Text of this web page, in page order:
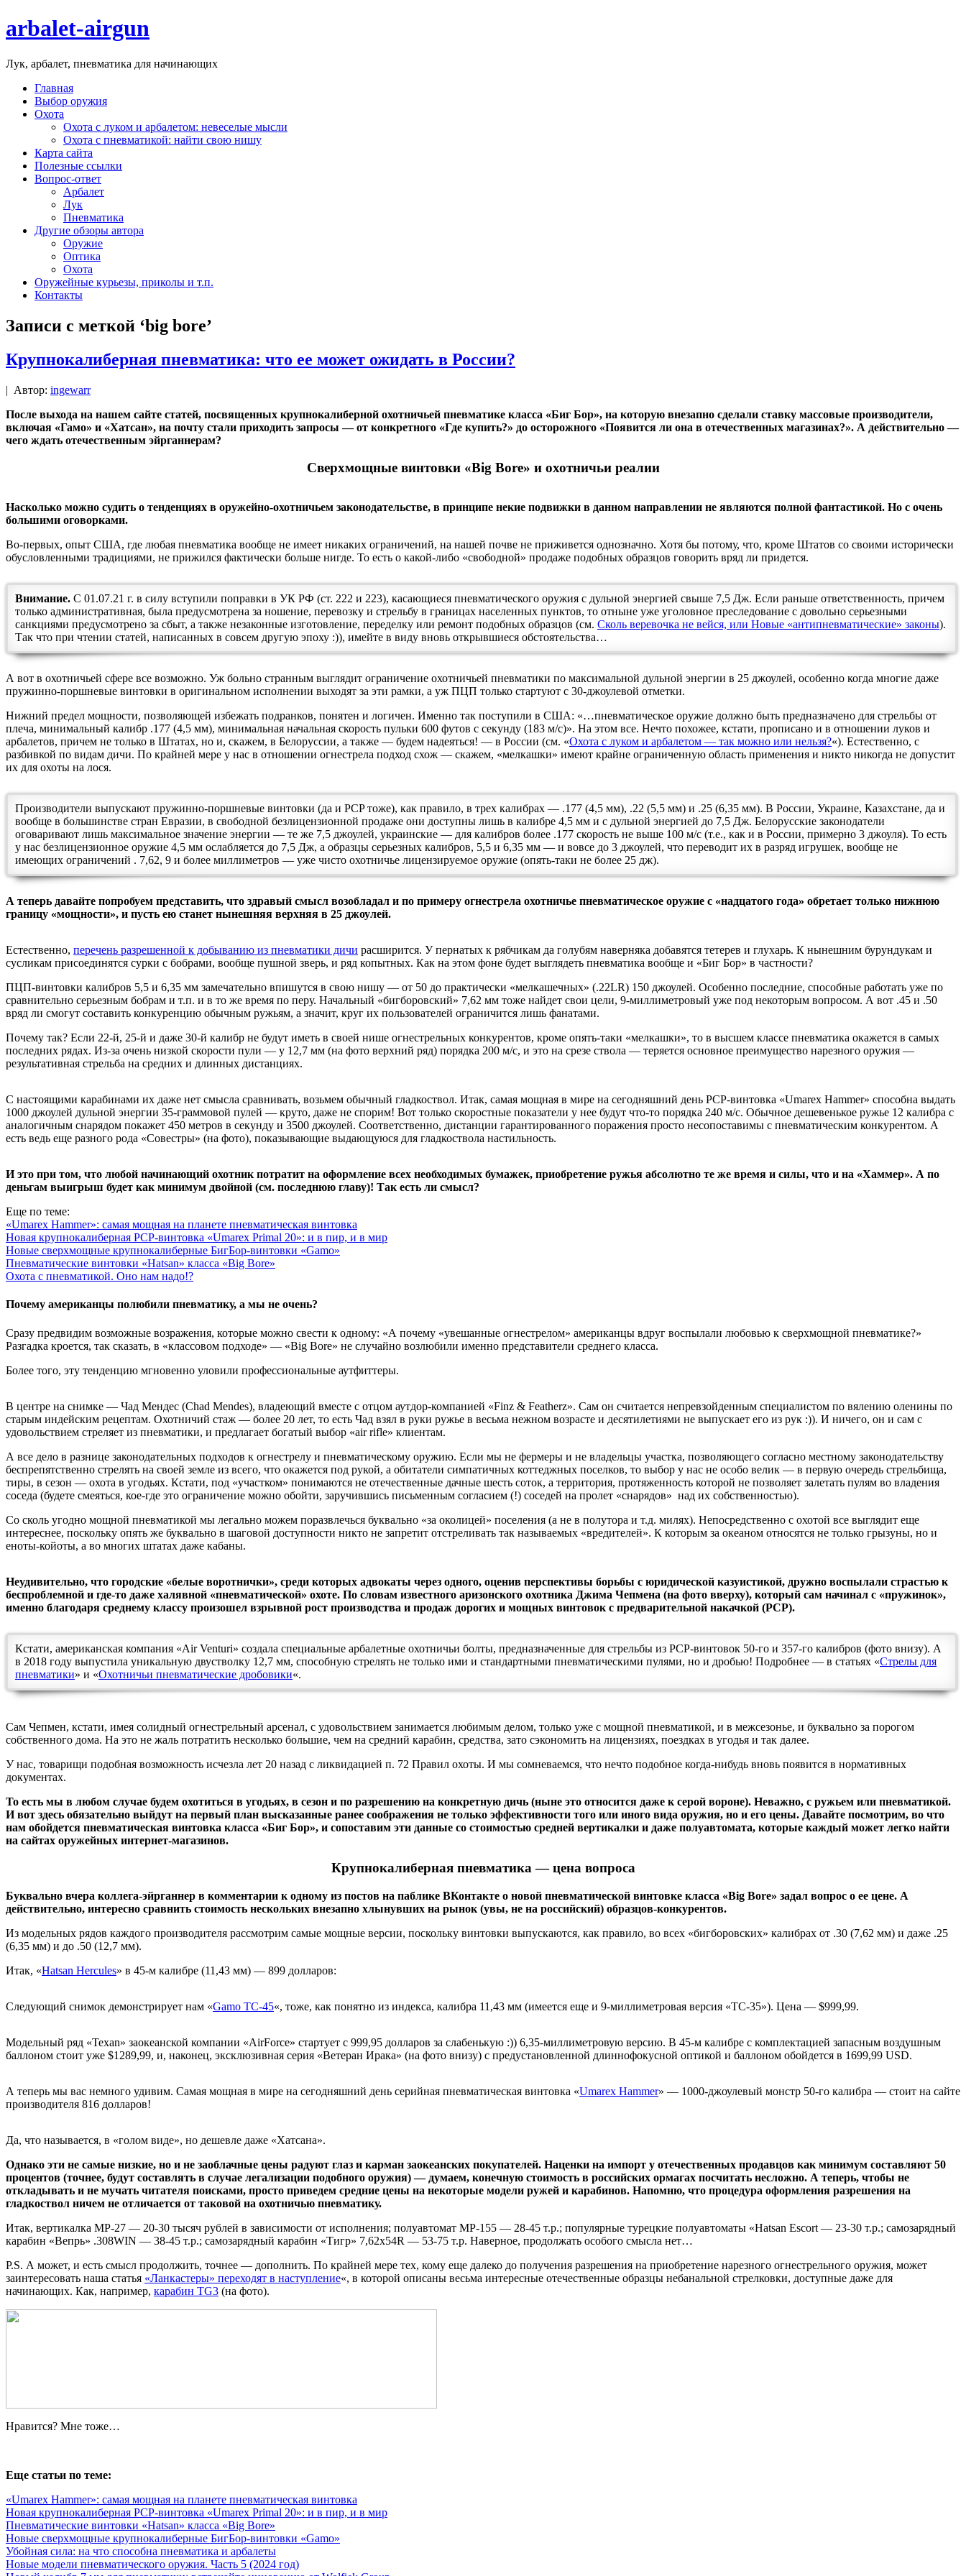
arbalet-airgun
Лук, арбалет, пневматика для начинающих
Главная
Выбор оружия
Охота
Охота с луком и арбалетом: невеселые мысли
Охота с пневматикой: найти свою нишу
Карта сайта
Полезные ссылки
Вопрос-ответ
Арбалет
Лук
Пневматика
Другие обзоры автора
Оружие
Оптика
Охота
Оружейные курьезы, приколы и т.п.
Контакты
Записи с меткой ‘big bore’
Крупнокалиберная пневматика: что ее может ожидать в России?
| Автор: ingewarr
После выхода на нашем сайте статей, посвященных крупнокалиберной охотничьей пневматике класса «Биг Бор», на которую внезапно сделали ставку массовые производители,
включая «Гамо» и «Хатсан», на почту стали приходить запросы — от конкретного «Где купить?» до осторожного «Появится ли она в отечественных магазинах?». А действительно —
чего ждать отечественным эйрганнерам?
Сверхмощные винтовки «Big Bore» и охотничьи реалии
Насколько можно судить о тенденциях в оружейно-охотничьем законодательстве, в принципе некие подвижки в данном направлении не являются полной фантастикой. Но с очень
большими оговорками.
Во-первых, опыт США, где любая пневматика вообще не имеет никаких ограничений, на нашей почве не приживется однозначно. Хотя бы потому, что, кроме Штатов со своими исторически
обусловленными традициями, не прижился фактически больше нигде. То есть о какой-либо «свободной» продаже подобных образцов говорить вряд ли придется.
Внимание. С 01.07.21 г. в силу вступили поправки в УК РФ (ст. 222 и 223), касающиеся пневматического оружия с дульной энергией свыше 7,5 Дж. Если раньше ответственность, причем
только административная, была предусмотрена за ношение, перевозку и стрельбу в границах населенных пунктов, то отныне уже уголовное преследование с довольно серьезными
санкциями предусмотрено за сбыт, а также незаконные изготовление, переделку или ремонт подобных образцов (см. Сколь веревочка не вейся, или Новые «антипневматические» законы).
Так что при чтении статей, написанных в совсем другую эпоху :)), имейте в виду вновь открывшиеся обстоятельства…
А вот в охотничьей сфере все возможно. Уж больно странным выглядит ограничение охотничьей пневматики по максимальной дульной энергии в 25 джоулей, особенно когда многие даже
пружинно-поршневые винтовки в оригинальном исполнении выходят за эти рамки, а уж ПЦП только стартуют с 30-джоулевой отметки.
Нижний предел мощности, позволяющей избежать подранков, понятен и логичен. Именно так поступили в США: «…пневматическое оружие должно быть предназначено для стрельбы от
плеча, минимальный калибр .177 (4,5 мм), минимальная начальная скорость пульки 600 футов с секунду (183 м/с)». На этом все. Нечто похожее, кстати, прописано и в отношении луков и
арбалетов, причем не только в Штатах, но и, скажем, в Белоруссии, а также — будем надеяться! — в России (см. «Охота с луком и арбалетом — так можно или нельзя?«). Естественно, с
разбивкой по видам дичи. По крайней мере у нас в отношении огнестрела подход схож — скажем, «мелкашки» имеют крайне ограниченную область применения и никто никогда не допустит
их для охоты на лося.
Производители выпускают пружинно-поршневые винтовки (да и PCP тоже), как правило, в трех калибрах — .177 (4,5 мм), .22 (5,5 мм) и .25 (6,35 мм). В России, Украине, Казахстане, да и
вообще в большинстве стран Евразии, в свободной безлицензионной продаже они доступны лишь в калибре 4,5 мм и с дульной энергией до 7,5 Дж. Белорусские законодатели
оговаривают лишь максимальное значение энергии — те же 7,5 джоулей, украинские — для калибров более .177 скорость не выше 100 м/с (т.е., как и в России, примерно 3 джоуля). То есть
у нас безлицензионное оружие 4,5 мм ослабляется до 7,5 Дж, а образцы серьезных калибров, 5,5 и 6,35 мм — и вовсе до 3 джоулей, что переводит их в разряд игрушек, вообще не
имеющих ограничений . 7,62, 9 и более миллиметров — уже чисто охотничье лицензируемое оружие (опять-таки не более 25 дж).
А теперь давайте попробуем представить, что здравый смысл возобладал и по примеру огнестрела охотничье пневматическое оружие с «надцатого года» обретает только нижнюю
границу «мощности», и пусть ею станет нынешняя верхняя в 25 джоулей.
Естественно, перечень разрешенной к добыванию из пневматики дичи расширится. У пернатых к рябчикам да голубям наверняка добавятся тетерев и глухарь. К нынешним бурундукам и
сусликам присоединятся сурки с бобрами, вообще пушной зверь, и ряд копытных. Как на этом фоне будет выглядеть пневматика вообще и «Биг Бор» в частности?
ПЦП-винтовки калибров 5,5 и 6,35 мм замечательно впишутся в свою нишу — от 50 до практически «мелкашечных» (.22LR) 150 джоулей. Особенно последние, способные работать уже по
сравнительно серьезным бобрам и т.п. и в то же время по перу. Начальный «бигборовский» 7,62 мм тоже найдет свои цели, 9-миллиметровый уже под некоторым вопросом. А вот .45 и .50
вряд ли смогут составить конкуренцию обычным ружьям, а значит, круг их пользователей ограничится лишь фанатами.
Почему так? Если 22-й, 25-й и даже 30-й калибр не будут иметь в своей нише огнестрельных конкурентов, кроме опять-таки «мелкашки», то в высшем классе пневматика окажется в самых
последних рядах. Из-за очень низкой скорости пули — у 12,7 мм (на фото верхний ряд) порядка 200 м/с, и это на срезе ствола — теряется основное преимущество нарезного оружия —
результативная стрельба на средних и длинных дистанциях.
С настоящими карабинами их даже нет смысла сравнивать, возьмем обычный гладкоствол. Итак, самая мощная в мире на сегодняшний день PCP-винтовка «Umarex Hammer» способна выдать
1000 джоулей дульной энергии 35-граммовой пулей — круто, даже не спорим! Вот только скоростные показатели у нее будут что-то порядка 240 м/с. Обычное дешевенькое ружье 12 калибра с
аналогичным снарядом покажет 450 метров в секунду и 3500 джоулей. Соответственно, дистанции гарантированного поражения просто несопоставимы с пневматическим конкурентом. А
есть ведь еще разного рода «Совестры» (на фото), показывающие выдающуюся для гладкоствола настильность.
И это при том, что любой начинающий охотник потратит на оформление всех необходимых бумажек, приобретение ружья абсолютно те же время и силы, что и на «Хаммер». А по
деньгам выигрыш будет как минимум двойной (см. последнюю главу)! Так есть ли смысл?
Еще по теме:
«Umarex Hammer»: самая мощная на планете пневматическая винтовка
Новая крупнокалиберная PCP-винтовка «Umarex Primal 20»: и в пир, и в мир
Новые сверхмощные крупнокалиберные БигБор-винтовки «Gamo»
Пневматические винтовки «Hatsan» класса «Big Bore»
Охота с пневматикой. Оно нам надо!?
Почему американцы полюбили пневматику, а мы не очень?
Сразу предвидим возможные возражения, которые можно свести к одному: «А почему «увешанные огнестрелом» американцы вдруг воспылали любовью к сверхмощной пневматике?»
Разгадка кроется, так сказать, в «классовом подходе» — «Big Bore» не случайно возлюбили именно представители среднего класса.
Более того, эту тенденцию мгновенно уловили профессиональные аутфиттеры.
В центре на снимке — Чад Мендес (Chad Mendes), владеющий вместе с отцом аутдор-компанией «Finz & Featherz». Сам он считается непревзойденным специалистом по вялению оленины по
старым индейским рецептам. Охотничий стаж — более 20 лет, то есть Чад взял в руки ружье в весьма нежном возрасте и десятилетиями не выпускает его из рук :)). И ничего, он и сам с
удовольствием стреляет из пневматики, и предлагает богатый выбор «air rifle» клиентам.
А все дело в разнице законодательных подходов к огнестрелу и пневматическому оружию. Если мы не фермеры и не владельцы участка, позволяющего согласно местному законодательству
беспрепятственно стрелять на своей земле из всего, что окажется под рукой, а обитатели симпатичных коттеджных поселков, то выбор у нас не особо велик — в первую очередь стрельбища,
тиры, в сезон — охота в угодьях. Кстати, под «участком» понимаются не отечественные дачные шесть соток, а территория, протяженность которой не позволяет залетать пулям во владения
соседа (будете смеяться, кое-где это ограничение можно обойти, заручившись письменным согласием (!) соседей на пролет «снарядов» над их собственностью).
Со сколь угодно мощной пневматикой мы легально можем поразвлечься буквально «за околицей» поселения (а не в полутора и т.д. милях). Непосредственно с охотой все выглядит еще
интереснее, поскольку опять же буквально в шаговой доступности никто не запретит отстреливать так называемых «вредителей». К которым за океаном относятся не только грызуны, но и
еноты-койоты, а во многих штатах даже кабаны.
Неудивительно, что городские «белые воротнички», среди которых адвокаты через одного, оценив перспективы борьбы с юридической казуистикой, дружно воспылали страстью к
беспроблемной и где-то даже халявной «пневматической» охоте. По словам известного аризонского охотника Джима Чепмена (на фото вверху), который сам начинал с «пружинок»,
именно благодаря среднему классу произошел взрывной рост производства и продаж дорогих и мощных винтовок с предварительной накачкой (PCP).
Кстати, американская компания «Air Venturi» создала специальные арбалетные охотничьи болты, предназначенные для стрельбы из PCP-винтовок 50-го и 357-го калибров (фото внизу). А
в 2018 году выпустила уникальную двустволку 12,7 мм, способную стрелять не только ими и стандартными пневматическими пулями, но и дробью! Подробнее — в статьях «Стрелы для
пневматики» и «Охотничьи пневматические дробовики«.
Сам Чепмен, кстати, имея солидный огнестрельный арсенал, с удовольствием занимается любимым делом, только уже с мощной пневматикой, и в межсезонье, и буквально за порогом
собственного дома. На это не жаль потратить несколько большие, чем на средний карабин, средства, зато сэкономить на лицензиях, поездках в угодья и так далее.
У нас, товарищи подобная возможность исчезла лет 20 назад с ликвидацией п. 72 Правил охоты. И мы сомневаемся, что нечто подобное когда-нибудь вновь появится в нормативных
документах.
То есть мы в любом случае будем охотиться в угодьях, в сезон и по разрешению на конкретную дичь (ныне это относится даже к серой вороне). Неважно, с ружьем или пневматикой.
И вот здесь обязательно выйдут на первый план высказанные ранее соображения не только эффективности того или иного вида оружия, но и его цены. Давайте посмотрим, во что
нам обойдется пневматическая винтовка класса «Биг Бор», и сопоставим эти данные со стоимостью средней вертикалки и даже полуавтомата, которые каждый может легко найти
на сайтах оружейных интернет-магазинов.
Крупнокалиберная пневматика — цена вопроса
Буквально вчера коллега-эйрганнер в комментарии к одному из постов на паблике ВКонтакте о новой пневматической винтовке класса «Big Bore» задал вопрос о ее цене. А
действительно, интересно сравнить стоимость нескольких внезапно хлынувших на рынок (увы, не на российский) образцов-конкурентов.
Из модельных рядов каждого производителя рассмотрим самые мощные версии, поскольку винтовки выпускаются, как правило, во всех «бигборовских» калибрах от .30 (7,62 мм) и даже .25
(6,35 мм) и до .50 (12,7 мм).
Итак, «Hatsan Hercules» в 45-м калибре (11,43 мм) — 899 долларов:
Следующий снимок демонстрирует нам «Gamo TC-45«, тоже, как понятно из индекса, калибра 11,43 мм (имеется еще и 9-миллиметровая версия «TC-35»). Цена — $999,99.
Модельный ряд «Texan» заокеанской компании «AirForce» стартует с 999,95 долларов за слабенькую :)) 6,35-миллиметровую версию. В 45-м калибре с комплектацией запасным воздушным
баллоном стоит уже $1289,99, и, наконец, эксклюзивная серия «Ветеран Ирака» (на фото внизу) с предустановленной длиннофокусной оптикой и баллоном обойдется в 1699,99 USD.
А теперь мы вас немного удивим. Самая мощная в мире на сегодняшний день серийная пневматическая винтовка «Umarex Hammer» — 1000-джоулевый монстр 50-го калибра — стоит на сайте
производителя 816 долларов!
Да, что называется, в «голом виде», но дешевле даже «Хатсана».
Однако эти не самые низкие, но и не заоблачные цены радуют глаз и карман заокеанских покупателей. Наценки на импорт у отечественных продавцов как минимум составляют 50
процентов (точнее, будут составлять в случае легализации подобного оружия) — думаем, конечную стоимость в российских ормагах посчитать несложно. А теперь, чтобы не
откладывать и не мучать читателя поисками, просто приведем средние цены на некоторые модели ружей и карабинов. Напомню, что процедура оформления разрешения на
гладкоствол ничем не отличается от таковой на охотничью пневматику.
Итак, вертикалка МР-27 — 20-30 тысяч рублей в зависимости от исполнения; полуавтомат МР-155 — 28-45 т.р.; популярные турецкие полуавтоматы «Hatsan Escort — 23-30 т.р.; самозарядный
карабин «Вепрь» .308WIN — 38-45 т.р.; самозарядный карабин «Тигр» 7,62х54R — 53-75 т.р. Наверное, продолжать особого смысла нет…
P.S. А может, и есть смысл продолжить, точнее — дополнить. По крайней мере тех, кому еще далеко до получения разрешения на приобретение нарезного огнестрельного оружия, может
заинтересовать наша статья «Ланкастеры» переходят в наступление«, в которой описаны весьма интересные отечественные образцы небанальной стрелковки, доступные даже для
начинающих. Как, например, карабин TG3 (на фото).
Нравится? Мне тоже…
Еще статьи по теме:
«Umarex Hammer»: самая мощная на планете пневматическая винтовка
Новая крупнокалиберная PCP-винтовка «Umarex Primal 20»: и в пир, и в мир
Пневматические винтовки «Hatsan» класса «Big Bore»
Новые сверхмощные крупнокалиберные БигБор-винтовки «Gamo»
Убойная сила: на что способна пневматика и арбалеты
Новые модели пневматического оружия. Часть 5 (2024 год)